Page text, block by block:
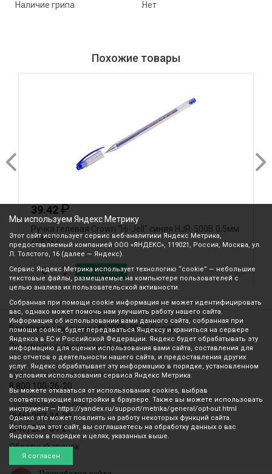
Наличие грипа Нет
Похожие товары
39.42₽
Ручка гелевая Crown "Hi-Jell" синяя HJR-500B 0,5мм
208927
В корзину
Все права защищены © 2003-2026 Вилор
Политика конфиденциальности
Звонок по России бесплатный
8 800 100-26-20
Принимаем звонки
(846) 207-34-20
(846) 207-34-21
Обратный звонок
Мы используем Яндекс Метрику
Этот сайт использует сервис веб-аналитики Яндекс Метрика,
предоставляемый компанией ООО «ЯНДЕКС», 119021, Россия, Москва, ул.
Л. Толстого, 16 (далее — Яндекс).
Сервис Яндекс Метрика использует технологию “cookie” — небольшие
текстовые файлы, размещаемые на компьютере пользователей с
целью анализа их пользовательской активности.
Собранная при помощи cookie информация не может идентифицировать
вас, однако может помочь нам улучшить работу нашего сайта.
Информация об использовании вами данного сайта, собранная при
помощи cookie, будет передаваться Яндексу и храниться на сервере
Яндекса в ЕС и Российской Федерации. Яндекс будет обрабатывать эту
информацию для оценки использования вами сайта, составления для
нас отчетов о деятельности нашего сайта, и предоставления других
услуг. Яндекс обрабатывает эту информацию в порядке, установленном
в условиях использования сервиса Яндекс Метрика.
Вы можете отказаться от использования cookies, выбрав
соответствующие настройки в браузере. Также вы можете использовать
инструмент — https://yandex.ru/support/metrika/general/opt-out.html
Однако это может повлиять на работу некоторых функций сайта.
Используя этот сайт, вы соглашаетесь на обработку данных о вас
Яндексом в порядке и целях, указанных выше.
Я согласен